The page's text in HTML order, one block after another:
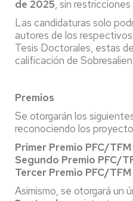
de 2025, sin
Las candidaturas solo
autores de los
Tesis Doctorales, estas
calificación de
Premios
Se otorgarán los
reconociendo los
Primer Premio PFC/TFM
Segundo Premio PFC/
Tercer Premio PFC/TFM
Asimismo, se otorgará un